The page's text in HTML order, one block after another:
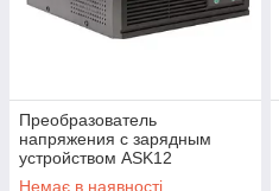
Преобразователь
напряжения с зарядным
устройством ASK12
600VA/480W DC12V
Немає в наявності